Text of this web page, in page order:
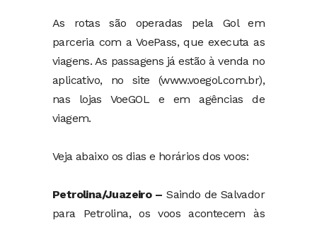
As rotas são operadas pela Gol em
parceria com a VoePass, que executa as
viagens. As passagens já estão à venda no
aplicativo, no site (www.voegol.com.br),
nas lojas VoeGOL e em agências de
viagem.
Veja abaixo os dias e horários dos voos:
Petrolina/Juazeiro –Saindo de Salvador
para Petrolina, os voos acontecem às